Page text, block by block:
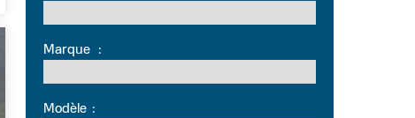
Marque :
Modèle :